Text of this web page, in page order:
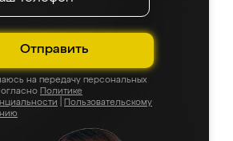
Отправить
на передачу персональных
Политике
Пользовательскому